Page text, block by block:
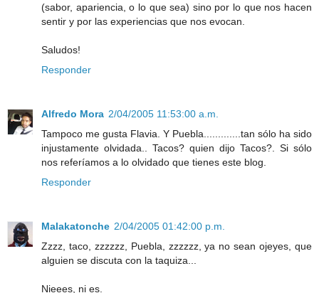
(sabor, apariencia, o lo que sea) sino por lo que nos hacen
sentir y por las experiencias que nos evocan.
Saludos!
Responder
Alfredo Mora 2/04/2005 11:53:00 a.m.
Tampoco me gusta Flavia. Y Puebla.............tan sólo ha sido
injustamente olvidada.. Tacos? quien dijo Tacos?. Si sólo
nos referíamos a lo olvidado que tienes este blog.
Responder
Malakatonche 2/04/2005 01:42:00 p.m.
Zzzz, taco, zzzzzz, Puebla, zzzzzz, ya no sean ojeyes, que
alguien se discuta con la taquiza...
Nieees, ni es.